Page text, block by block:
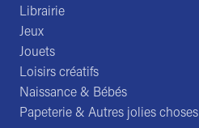
Librairie
Jeux
Jouets
Loisirs créatifs
Naissance & Bébés
Papeterie & Autres jolies choses